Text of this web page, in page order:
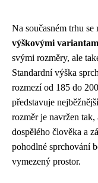
Na současném trhu se
výškovými
svými rozměry, ale
Standardní výška
rozmezí od 185 do
představuje
rozměr je navržen
dospělého člověka a
pohodlné sprchování
vymezený prostor.